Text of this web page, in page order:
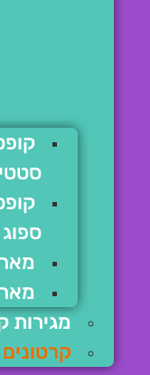
סטטי
ספוג
מגירות
קרטונים